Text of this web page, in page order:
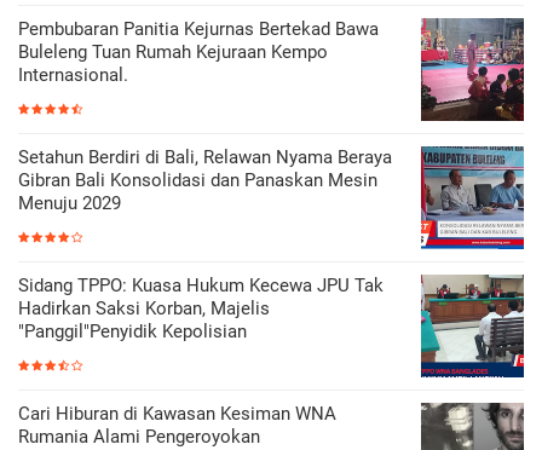
Pembubaran Panitia Kejurnas Bertekad Bawa
Buleleng Tuan Rumah Kejuraan Kempo
Internasional.
Setahun Berdiri di Bali, Relawan Nyama Beraya
Gibran Bali Konsolidasi dan Panaskan Mesin
Menuju 2029
Sidang TPPO: Kuasa Hukum Kecewa JPU Tak
Hadirkan Saksi Korban, Majelis
"Panggil"Penyidik Kepolisian
Cari Hiburan di Kawasan Kesiman WNA
Rumania Alami Pengeroyokan